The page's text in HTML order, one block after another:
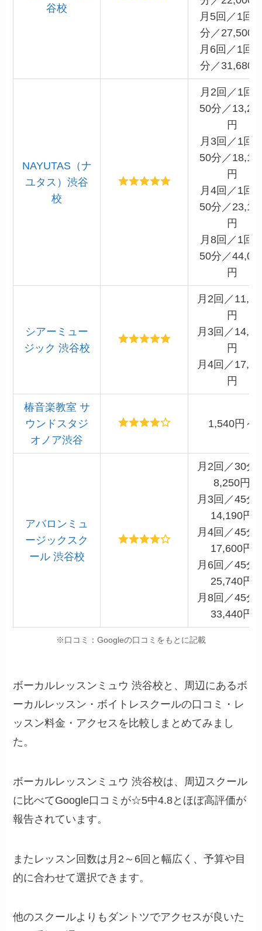
谷校
月5回／1回
分／27,500
月6回／1回
分／31,680
NAYUTAS（ナ
ユタス）渋谷
校
月2回／1回
50分／
円
月3回／1回
50分／
円
月4回／1回
50分／
円
月8回／1回
50分／
円
シアーミュー
ジック 渋谷校
月2回／
円
月3回／
円
月4回／
円
椿音楽教室 サ
ウンドスタジ
オノア渋谷
1,540円～
アバロンミュ
ージックスク
ール 渋谷校
月2回／30分
8,250円
月3回／45分
14,190円
月4回／45分
17,600円
月6回／45分
25,740円
月8回／45分
33,440円
※口コミ：Googleの口コミをもとに記載
ボーカルレッスンミュウ 渋谷校と、周辺にあるボ
ーカルレッスン・ボイトレスクールの口コミ・レ
ッスン料金・アクセスを比較しまとめてみまし
た。
ボーカルレッスンミュウ 渋谷校は、周辺スクール
に比べてGoogle口コミが☆5中4.8とほぼ高評価が
報告されています。
またレッスン回数は月2～6回と幅広く、予算や目
的に合わせて選択できます。
他のスクールよりもダントツでアクセスが良いた